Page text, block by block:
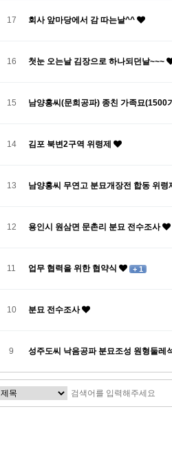
17 회사 앞마당에서 감 따는날^^
16 첫눈 오는날 김장으로 하나되던날~~~
15 남양홍씨(문희공파) 종친 가족묘(1500
14 김포 북변2구역 위령제
13 남양홍씨 무연고 분묘개장전 합동 위령
12 용인시 원삼면 문촌리 분묘 전수조사
11 업무 협력을 위한 협약식 + 1
10 분묘 전수조사
9 성주도씨 낙음공파 분묘조성 원형둘레